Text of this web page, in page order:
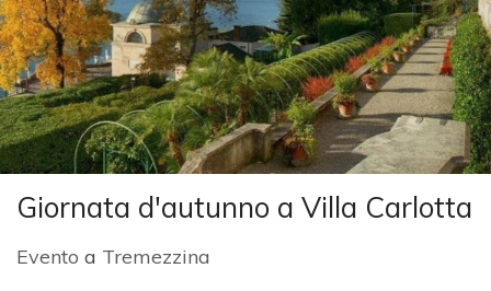
Giornata d'autunno a Villa Carlotta
Evento a Tremezzina